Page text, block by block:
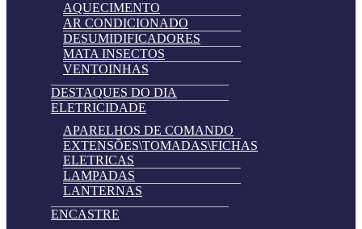
AQUECIMENTO
AR CONDICIONADO
DESUMIDIFICADORES
MATA INSECTOS
VENTOINHAS
DESTAQUES DO DIA
ELETRICIDADE
APARELHOS DE COMANDO
EXTENSÕES\TOMADAS\FICHAS
ELETRICAS
LAMPADAS
LANTERNAS
ENCASTRE